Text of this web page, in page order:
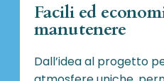
Facili ed
manutenere
Dall’idea al progetto